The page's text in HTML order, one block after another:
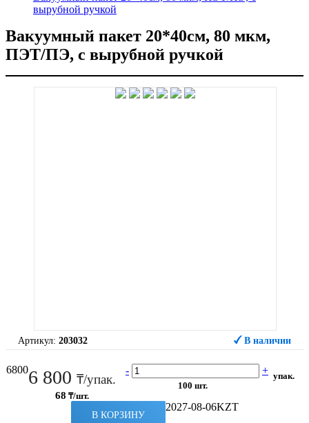
вырубной ручкой
Вакуумный пакет 20*40см, 80 мкм,
ПЭТ/ПЭ, с вырубной ручкой
Артикул: 203032 В наличии
68006 800 ₸/упак.
68 ₸/шт.
- +
100 шт.
упак.
В КОРЗИНУ
2027-08-06KZT